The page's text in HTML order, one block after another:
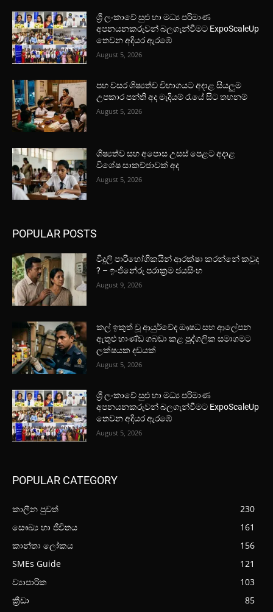
ශ්‍රී ලංකාවේ සුළු හා මධ්‍ය පරිමාණ
අපනයනකරුවන් බලගැන්වීමට ExpoScaleUp
තෙවන අදියර ඇරඹේ
August 5, 2026
පහ වසර ශිෂ්‍යත්ව විභාගයට අදාළ සියලුම
උපකාර පන්ති අද මැදියම් රැයේ සිට තහනම්
August 5, 2026
ශිෂ්‍යත්ව සහ අපොස උසස් පෙළට අදාළ
විශේෂ සාකච්ඡාවක් අද
August 5, 2026
POPULAR POSTS
විදුලි පාරිභෝගිකයින් ආරක්ෂා කරන්නේ කවුද
? – ඉංජිනේරු පරාක්‍රම ජයසිංහ
August 9, 2026
කල් ඉකුත් වූ ආයුර්වේද ඖෂධ සහ ආලේපන
ඇතුළු භාණ්ඩ ගබඩා කළ පුද්ගලික සමාගමට
ලක්ෂයක දඩයක්
August 5, 2026
ශ්‍රී ලංකාවේ සුළු හා මධ්‍ය පරිමාණ
අපනයනකරුවන් බලගැන්වීමට ExpoScaleUp
තෙවන අදියර ඇරඹේ
August 5, 2026
POPULAR CATEGORY
කාලීන පුවත්
230
සෞඛ්‍ය හා ජීවිතය
161
කාන්තා ලෝකය
156
SMEs Guide
121
ව්‍යාපාරික
103
ක්‍රීඩා
85